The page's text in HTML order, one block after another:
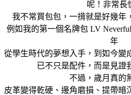
呢！非常長
我不常買包包，一揹就是好幾年
例如我的第一個名牌包 LV
年
從學生時代的夢想入手，到如今變
已不只是配件，而是見證
不過，歲月真的
皮革變得乾硬、邊角磨損、提帶暗